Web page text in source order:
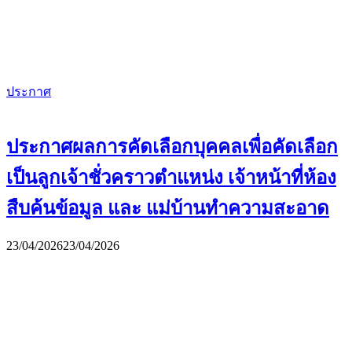
ประกาศ
ประกาศผลการคัดเลือกบุคคลเพื่อคัดเลือก
เป็นลูกเจ้าชั่วคราวตำแหน่ง เจ้าหน้าที่ห้อง
สืบค้นข้อมูล และ แม่บ้านทำความสะอาด
23/04/202623/04/2026